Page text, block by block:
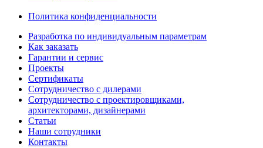
Политика конфиденциальности
Разработка по индивидуальным параметрам
Как заказать
Гарантии и сервис
Проекты
Сертификаты
Сотрудничество с дилерами
Сотрудничество с проектировщиками,
архитекторами, дизайнерами
Статьи
Наши сотрудники
Контакты